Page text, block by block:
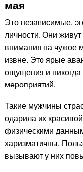
мая
Это независимые,
личности. Они
внимания на чужое
извне. Это ярые
ощущения и никогда
мероприятий.
Такие мужчины
одарила их
физическими
харизматичны.
вызывают у них